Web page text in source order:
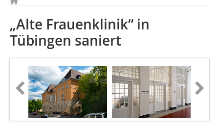
„Alte Frauenklinik“ in
Tübingen saniert